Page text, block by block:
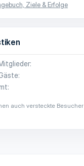
Ziele & Erfolge
auch versteckte Besucher